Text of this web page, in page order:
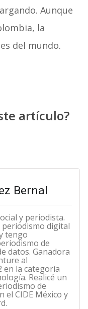
Aunque
la
del mundo.
artículo?
Bernal
y periodista.
digital
tengo
de
datos. Ganadora
al
en la categoría
Realicé un
de
el CIDE México y